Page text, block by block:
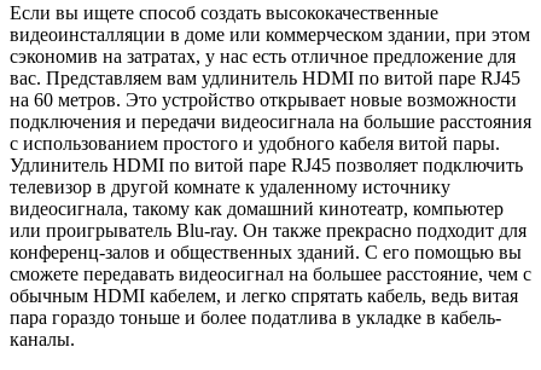
Если вы ищете способ создать высококачественные
видеоинсталляции в доме или коммерческом здании, при этом
сэкономив на затратах, у нас есть отличное предложение для
вас. Представляем вам удлинитель HDMI по витой паре RJ45
на 60 метров. Это устройство открывает новые возможности
подключения и передачи видеосигнала на большие расстояния
с использованием простого и удобного кабеля витой пары.
Удлинитель HDMI по витой паре RJ45 позволяет подключить
телевизор в другой комнате к удаленному источнику
видеосигнала, такому как домашний кинотеатр, компьютер
или проигрыватель Blu-ray. Он также прекрасно подходит для
конференц-залов и общественных зданий. С его помощью вы
сможете передавать видеосигнал на большее расстояние, чем с
обычным HDMI кабелем, и легко спрятать кабель, ведь витая
пара гораздо тоньше и более податлива в укладке в кабель-
каналы.